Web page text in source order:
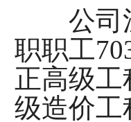
公司注
职职工
正高级工
级造价工